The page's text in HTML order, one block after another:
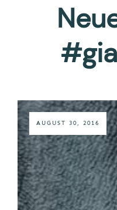
AUGUST 30, 2016